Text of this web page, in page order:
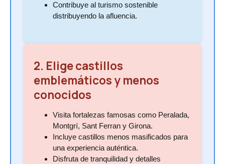
Contribuye al turismo sostenible
distribuyendo la afluencia.
2. Elige castillos
emblemáticos y menos
conocidos
Visita fortalezas famosas como Peralada,
Montgrí, Sant Ferran y Girona.
Incluye castillos menos masificados para
una experiencia auténtica.
Disfruta de tranquilidad y detalles